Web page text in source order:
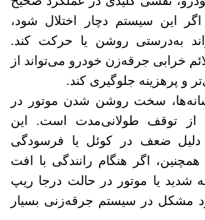
اگر این سیستم دچار اختلال شود،
به‌درستی روشن یا حرکت کند.
خرابی جرقه‌زن خودرو می‌تواند از
و پرهزینه جلوگیری کند.
سخت روشن شدن موتور در
توقف طولانی‌مدت است. این
دلیل ضعف در کوئل یا فرسودگی
اگر هنگام رانندگی با افت
شدید یا موتور در حالت درجا ریپ
مشکل در سیستم جرقه‌زنی بسیار